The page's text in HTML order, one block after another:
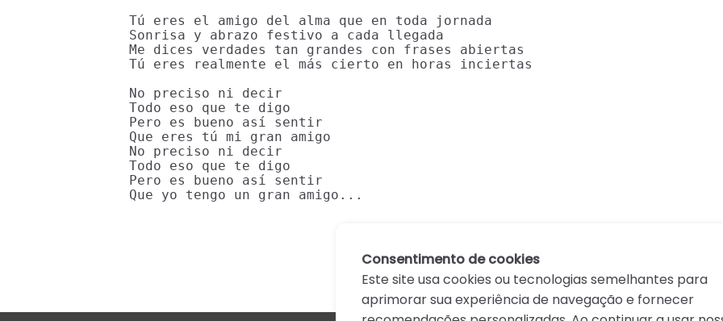
Tú eres el amigo del alma que en toda jornada
Sonrisa y abrazo festivo a cada llegada
Me dices verdades tan grandes con frases abiertas
Tú eres realmente el más cierto en horas inciertas
No preciso ni decir
Todo eso que te digo
Pero es bueno así sentir
Que eres tú mi gran amigo
No preciso ni decir
Todo eso que te digo
Pero es bueno así sentir
Que yo tengo un gran amigo...
Consentimento de cookies
Este site usa cookies ou tecnologias semelhantes para
aprimorar sua experiência de navegação e fornecer